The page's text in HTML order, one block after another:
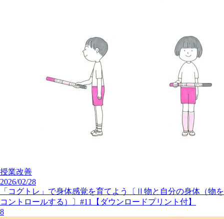
授業改善
2026/02/28
「コグトレ」で身体感覚を育てよう〔Ⅱ物と自分の身体（物を
コントロールする）〕#11【ダウンロードプリント付】
8